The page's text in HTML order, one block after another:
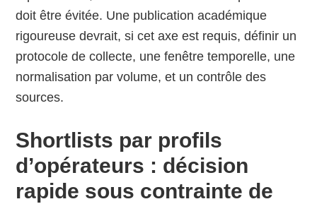
doit être évitée. Une publication académique
rigoureuse devrait, si cet axe est requis, définir un
protocole de collecte, une fenêtre temporelle, une
normalisation par volume, et un contrôle des
sources.
Shortlists par profils
d’opérateurs : décision
rapide sous contrainte de